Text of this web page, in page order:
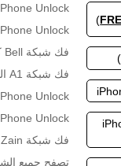
)
)
Unlock
Unlock
فك شبكة Bell كندا
فك شبكة A1 النمسا
Unlock
Unlock
فك شبكة Zain السعودية
تصفح جميع